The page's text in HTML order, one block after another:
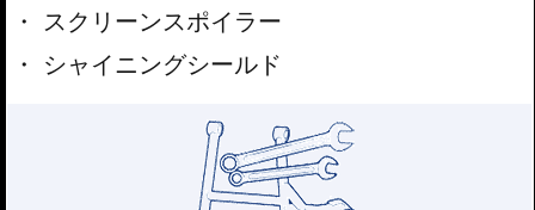
スクリーンスポイラー
シャイニングシールド